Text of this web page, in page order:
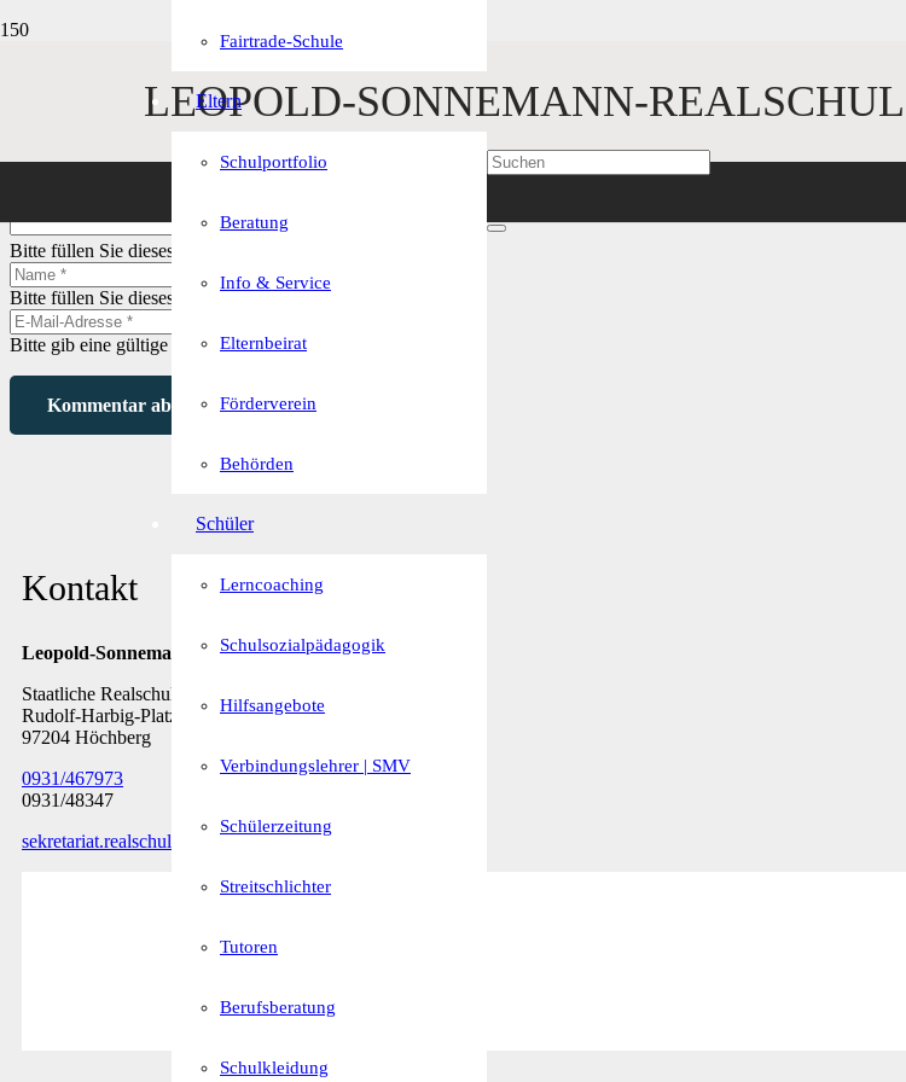
LEOPOLD-SONNEMANN-
Fairtrade-Schule
Eltern
Schulportfolio
Beratung
Info & Service
Elternbeirat
Förderverein
Behörden
Schüler
Lerncoaching
Schulsozialpädagogik
Hilfsangebote
Verbindungslehrer | SMV
Schülerzeitung
Streitschlichter
Tutoren
Berufsberatung
Schulkleidung
Schreibe einen Kommentar
Deine E-Mail-Adresse wird nicht veröffentlicht. Erforderliche Felder sind mit
Bitte füllen Sie dieses Feld aus.
Bitte füllen Sie dieses Feld aus.
Bitte gib eine gültige E-Mail-Adresse ein.
Kommentar abschicken
Kontakt
Leopold-Sonnemann-Realschule
Staatliche Realschule Höchberg
Rudolf-Harbig-Platz 7
97204 Höchberg
0931/467973
0931/48347
sekretariat.realschule@rs-hoechberg.bayern.de